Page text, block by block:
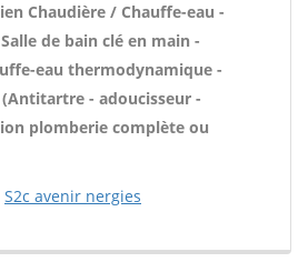
Chaudière / Chauffe-eau -
de bain clé en main -
eau thermodynamique -
- adoucisseur -
plomberie complète ou
S2c avenir nergies